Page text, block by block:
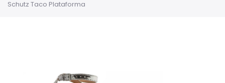
Schutz Taco Plataforma